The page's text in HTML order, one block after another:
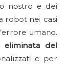
nostro e dei
robot nei casi
umano.
eliminata del
e per